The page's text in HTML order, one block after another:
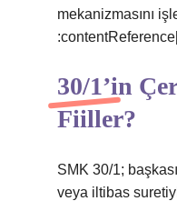
mekanizmasını
30/1’in
Fiiller?
SMK 30/1;
veya iltibas